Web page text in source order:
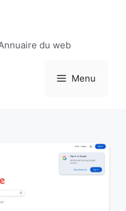
du web
Menu